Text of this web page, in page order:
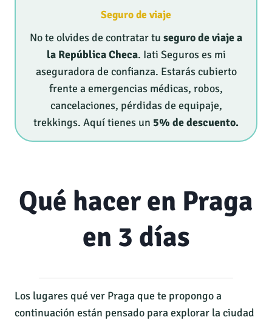
Seguro de viaje
No te olvides de contratar tu seguro de viaje a
la República Checa. Iati Seguros es mi
aseguradora de confianza. Estarás cubierto
frente a emergencias médicas, robos,
cancelaciones, pérdidas de equipaje,
trekkings. Aquí tienes un 5% de descuento.
Qué hacer en Praga
en 3 días
Los lugares qué ver Praga que te propongo a
continuación están pensado para explorar la ciudad